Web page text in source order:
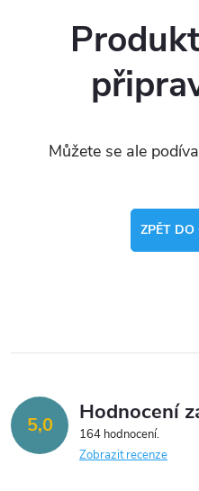
Můžete se ale
ZPĚT
5,0 Hodnocení
164 hodnocení
Zobrazit recenze